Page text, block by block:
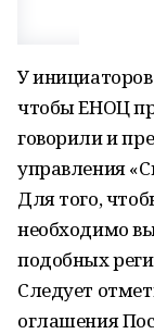
У
чтобы ЕНОЦ
говорили и
управления
Для того,
необходимо
подобных
Следует
оглашения